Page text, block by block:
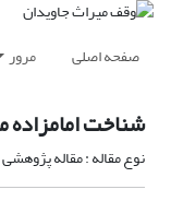
صفحه اصلی مرور
شناخت
نوع مقاله : مقاله پژوهشی